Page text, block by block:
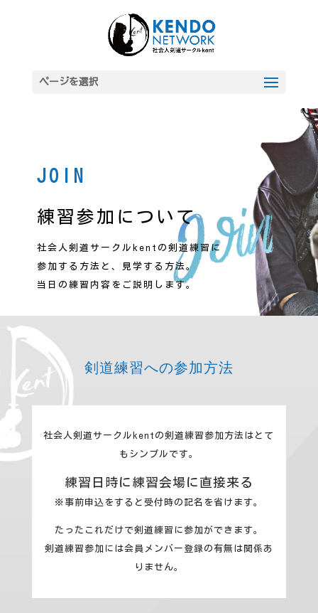
ページを選択
JOIN
練習参加について
社会人剣道サークルkentの剣道練習に
参加する方法と、見学する方法。
当日の練習内容をご説明します。
剣道練習への参加方法
社会人剣道サークルkentの剣道練習参加方法はとて
もシンプルです。
練習日時に練習会場に直接来る
※事前申込をすると受付時の記名を省けます。
たったこれだけで剣道練習に参加ができます。
剣道練習参加には会員メンバー登録の有無は関係あ
りません。